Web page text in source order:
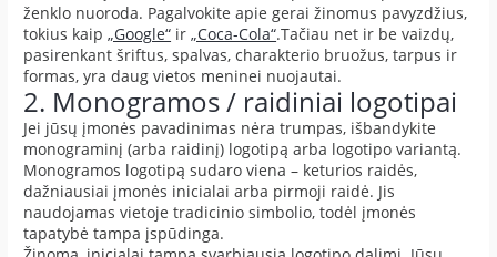
ženklo nuoroda. Pagalvokite apie gerai žinomus pavyzdžius,
tokius kaip„Google“ ir„Coca-Cola“.Tačiau net ir be vaizdų,
pasirenkant šriftus, spalvas, charakterio bruožus, tarpus ir
formas, yra daug vietos meninei nuojautai.
2. Monogramos / raidiniai logotipai
Jei jūsų įmonės pavadinimas nėra trumpas, išbandykite
monograminį (arba raidinį) logotipą arba logotipo variantą.
Monogramos logotipą sudaro viena – keturios raidės,
dažniausiai įmonės inicialai arba pirmoji raidė. Jis
naudojamas vietoje tradicinio simbolio, todėl įmonės
tapatybė tampa įspūdinga.